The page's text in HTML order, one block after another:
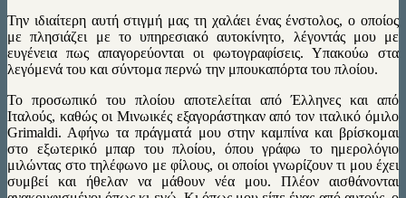
Την ιδιαίτερη αυτή στιγμή μας τη χαλάει ένας ένστολος, ο οποίος
με πλησιάζει με το υπηρεσιακό αυτοκίνητο, λέγοντάς μου με
ευγένεια πως απαγορεύονται οι φωτογραφίσεις. Υπακούω στα
λεγόμενά του και σύντομα περνώ την μπουκαπόρτα του πλοίου.
Το προσωπικό του πλοίου αποτελείται από Έλληνες και από
Ιταλούς, καθώς οι Μινωικές εξαγοράστηκαν από τον ιταλικό όμιλο
Grimaldi. Aφήνω τα πράγματά μου στην καμπίνα και βρίσκομαι
στο εξωτερικό μπαρ του πλοίου, όπου γράφω το ημερολόγιο
μιλώντας στο τηλέφωνο με φίλους, οι οποίοι γνωρίζουν τι μου έχει
συμβεί και ήθελαν να μάθουν νέα μου. Πλέον αισθάνονται